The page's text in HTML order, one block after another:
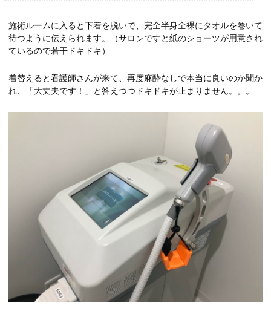
施術ルームに入ると下着を脱いで、完全半身全裸にタオルを巻いて
待つように伝えられます。（サロンですと紙のショーツが用意され
ているので若干ドキドキ）
着替えると看護師さんが来て、再度麻酔なしで本当に良いのか聞か
れ、「大丈夫です！」と答えつつドキドキが止まりません。。。